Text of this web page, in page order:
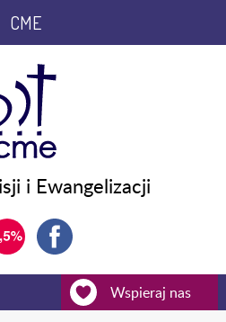
i Ewangelizacji
Wspieraj nas
CME